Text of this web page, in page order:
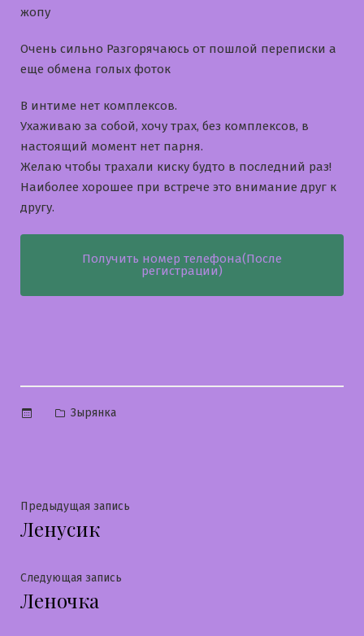
жопу
Очень сильно Разгорячаюсь от пошлой переписки а
еще обмена голых фоток
В интиме нет комплексов.
Ухаживаю за собой, хочу трах, без комплексов, в
настоящий момент нет парня.
Желаю чтобы трахали киску будто в последний раз!
Наиболее хорошее при встрече это внимание друг к
другу.
Получить номер телефона(После
регистрации)
Опубликовано
Зырянка
Навигация
по
записям
Предыдущая запись
Ленусик
Следующая запись
Леночка